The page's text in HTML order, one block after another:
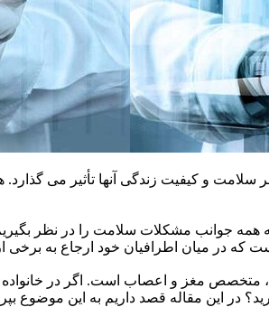
و کیفیت زندگی آنها تأثیر می
جوانب مشکلات سلامت را در نظر بگیریم.
متخصص مغز و اعصاب است. اگر در خانواده
این مقاله قصد داریم به این موضوع